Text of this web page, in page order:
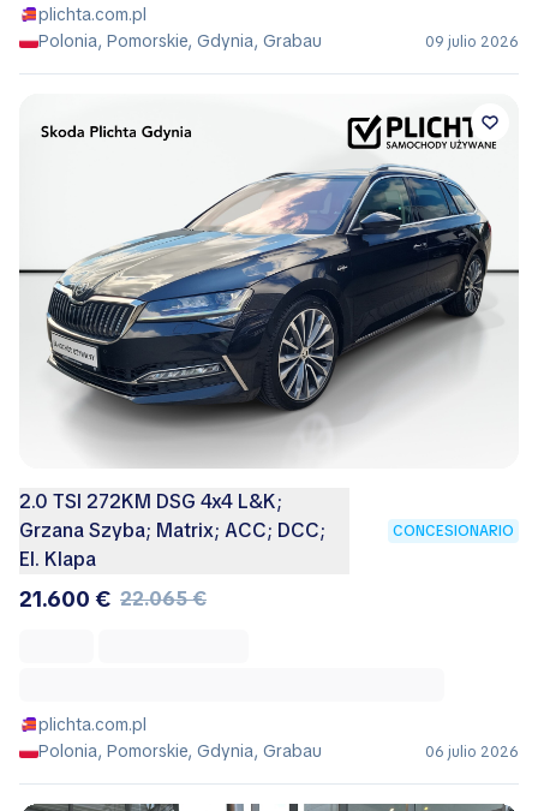
plichta.com.pl
Polonia, Pomorskie, Gdynia, Grabau
09 julio 2026
2.0 TSI 272KM DSG 4x4 L&K;
Grzana Szyba; Matrix; ACC; DCC;
El. Klapa
CONCESIONARIO
21.600 € 22.065 €
plichta.com.pl
Polonia, Pomorskie, Gdynia, Grabau
06 julio 2026